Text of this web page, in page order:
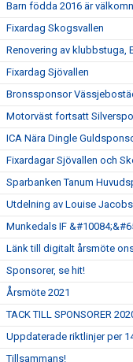
Barn födda 2016 är
Fixardag Skogsvallen
Renovering av klubbstuga,
Fixardag Sjövallen
Bronssponsor
Motorväst fortsatt
ICA Nära Dingle
Fixardagar Sjövallen och
Sparbanken Tanum
Utdelning av Louise
Munkedals IF
Länk till digitalt årsmöte
Sponsorer, se hit!
Årsmöte 2021
TACK TILL SPONSORER
Uppdaterade riktlinjer per
Tillsammans!